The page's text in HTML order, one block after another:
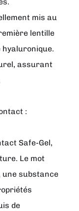
mis au
lentille
assurant
:
Safe-Gel,
Le mot
une substance
de